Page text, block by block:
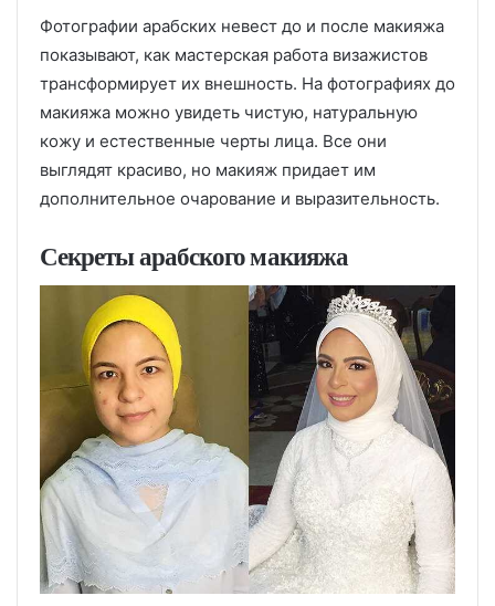
Фотографии арабских невест до и после макияжа
показывают, как мастерская работа визажистов
трансформирует их внешность. На фотографиях до
макияжа можно увидеть чистую, натуральную
кожу и естественные черты лица. Все они
выглядят красиво, но макияж придает им
дополнительное очарование и выразительность.
Секреты арабского макияжа